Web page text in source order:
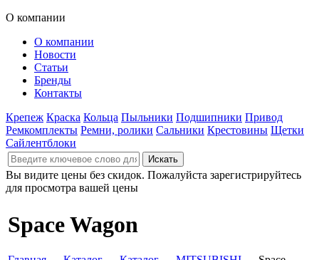
О компании
О компании
Новости
Статьи
Бренды
Контакты
Крепеж Краска Кольца Пыльники Подшипники Привод
Ремкомплекты Ремни, ролики Сальники Крестовины Щетки
Сайлентблоки
Вы видите цены без скидок. Пожалуйста зарегистрируйтесь
для просмотра вашей цены
Space Wagon